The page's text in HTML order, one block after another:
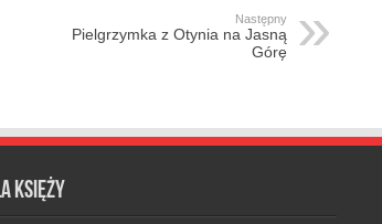
Następny
Pielgrzymka z Otynia na Jasną
Górę
księży